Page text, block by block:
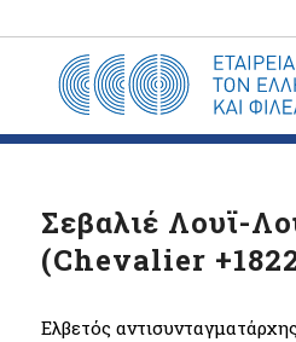
Σεβαλιέ Λουϊ-
(Chevalier
Ελβετός